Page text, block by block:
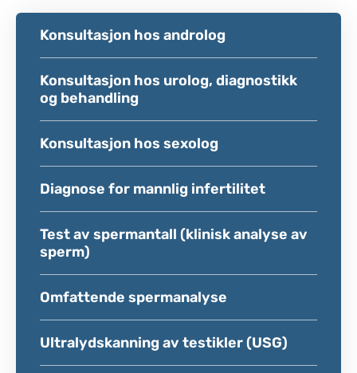
Konsultasjon hos androlog
Konsultasjon hos urolog, diagnostikk
og behandling
Konsultasjon hos sexolog
Diagnose for mannlig infertilitet
Test av spermantall (klinisk analyse av
sperm)
Omfattende spermanalyse
Ultralydskanning av testikler (USG)